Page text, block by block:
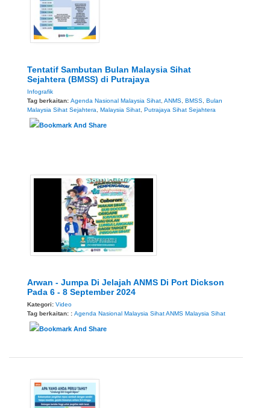
Tentatif Sambutan Bulan Malaysia Sihat
Sejahtera (BMSS) di Putrajaya
Infografik
Tag berkaitan: Agenda Nasional Malaysia Sihat ANMS BMSS Bulan
Malaysia Sihat Sejahtera
Malaysia Sihat Putrajaya Sihat Sejahtera
Arwan - Jumpa Di Jelajah ANMS Di Port Dickson
Pada 6 - 8 September 2024
Kategori: Video
Tag berkaitan: : Agenda Nasional Malaysia SihatANMS Malaysia Sihat